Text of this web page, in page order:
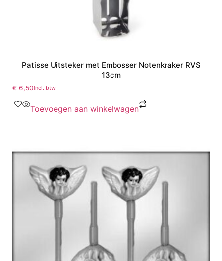
Patisse Uitsteker met Embosser Notenkraker RVS
13cm
€ 6,50incl. btw
Toevoegen aan winkelwagen